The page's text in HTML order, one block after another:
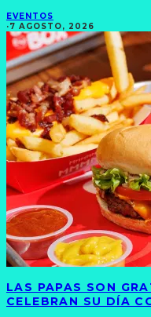
EVENTOS
·7 AGOSTO, 2026
LAS PAPAS SON
CELEBRAN SU DÍA